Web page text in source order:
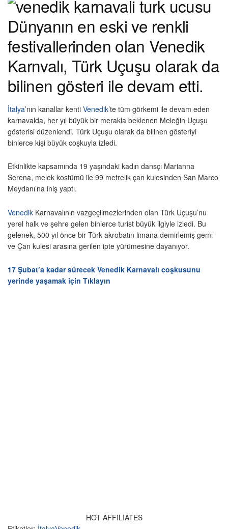
Dünyanın en eski ve renkli
festivallerinden olan Venedik
Karnvalı, Türk Uçuşu olarak da
bilinen gösteri ile devam etti.
İtalya’nın kanallar kenti Venedik’te tüm görkemi ile devam eden
karnavalda, her yıl büyük bir merakla beklenen Meleğin Uçuşu
gösterisi düzenlendi. Türk Uçuşu olarak da bilinen gösteriyi
binlerce kişi büyük coşkuyla izledi.
Etkinlikte kapsamında 19 yaşındaki kadın dansçı Marianna
Serena, melek kostümü ile 99 metrelik çan kulesinden San Marco
Meydanı’na iniş yaptı.
Venedik Karnavalının vazgeçilmezlerinden olan Türk Uçuşu’nu
yerel halk ve şehre gelen binlerce turist büyük ilgiyle izledi. Bu
gelenek, 500 yıl önce bir Türk akrobatın limana demirlemiş gemi
ve Çan kulesi arasına gerilen ipte yürümesine dayanıyor.
17 Şubat’a kadar sürecek Venedik Karnavalı coşkusunu
yerinde yaşamak için Tıklayın
HOT AFFILIATES